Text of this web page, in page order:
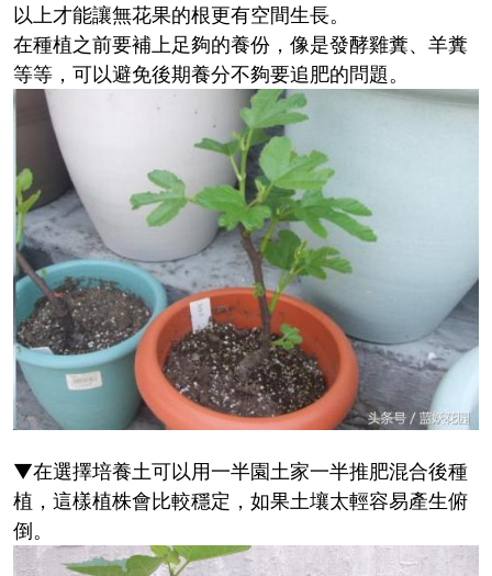
以上才能讓無花果的根更有空間生長。
在種植之前要補上足夠的養份，像是發酵雞糞、羊糞
等等，可以避免後期養分不夠要追肥的問題。
▼在選擇培養土可以用一半園土家一半推肥混合後種
植，這樣植株會比較穩定，如果土壤太輕容易產生俯
倒。